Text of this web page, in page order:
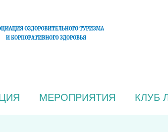
МЕРОПРИЯТИЯ КЛУБ